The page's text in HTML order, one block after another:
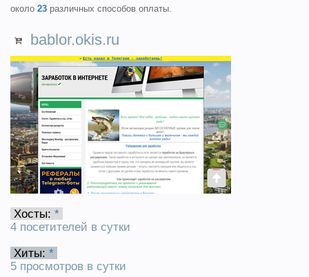
около 23 различных способов оплаты.
bablor.okis.ru
Хосты: *
4 посетителей в сутки
Хиты: *
5 просмотров в сутки